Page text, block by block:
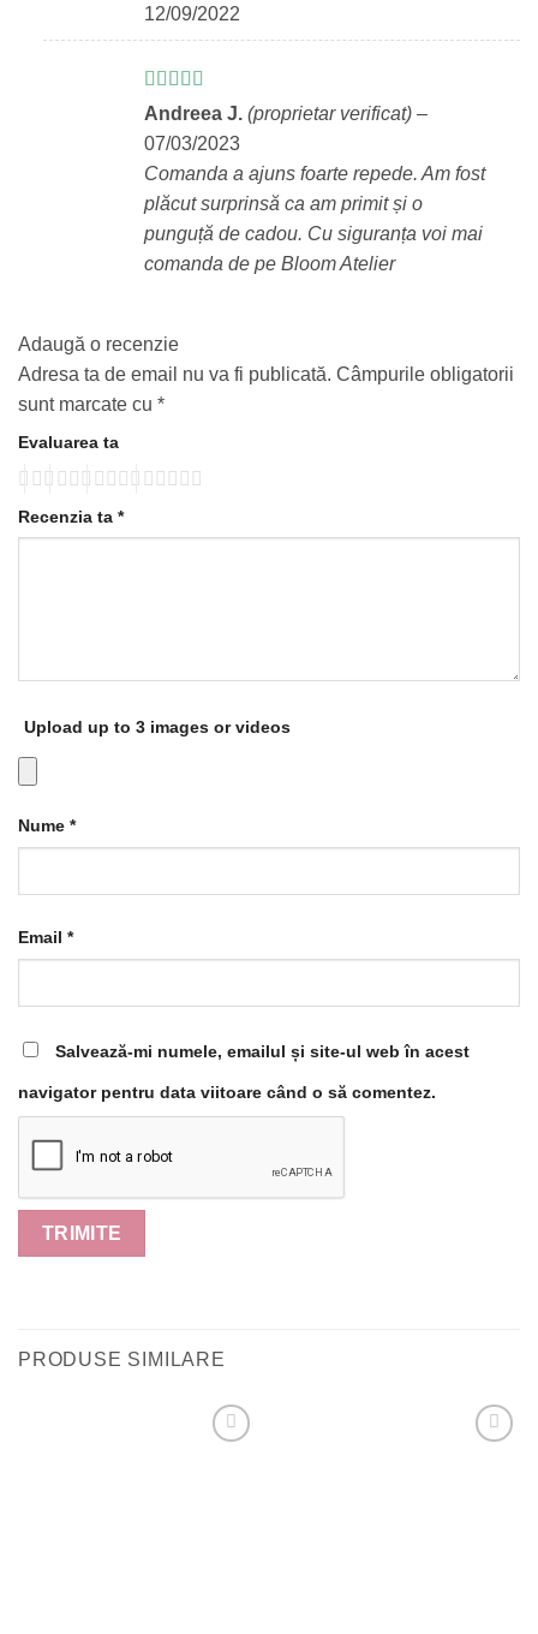
12/09/2022
Evaluat la 5
din 5
Andreea J. (proprietar verificat) –
07/03/2023
Comanda a ajuns foarte repede. Am fost
plăcut surprinsă ca am primit și o
punguță de cadou. Cu siguranța voi mai
comanda de pe Bloom Atelier
Adaugă o recenzie
Adresa ta de email nu va fi publicată. Câmpurile obligatorii
sunt marcate cu *
Evaluarea ta
Recenzia ta *
Upload up to 3 images or videos
Nume *
Email *
Salvează-mi numele, emailul și site-ul web în acest
navigator pentru data viitoare când o să comentez.
PRODUSE SIMILARE